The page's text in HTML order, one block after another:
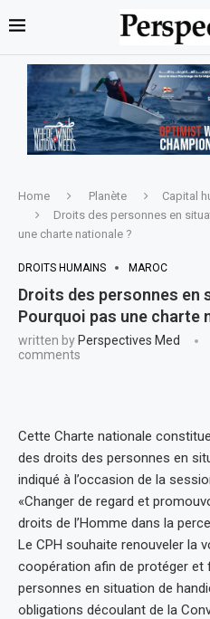
Home Planète Capital
Droits des personnes en
une charte nationale ?
DROITS HUMAINS MAROC
Droits des personnes en
Pourquoi pas une charte
written by Perspectives Med
comments
Cette Charte nationale
des droits des personnes en
indiqué à l’occasion de la
«Changer de regard et
droits de l’Homme dans la
Le CPH souhaite renouveler la
coopération afin de protéger et
personnes en situation de
obligations découlant de la